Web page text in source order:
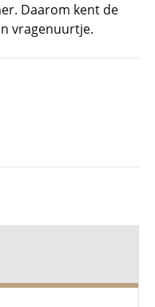
Daarom kent de
vragenuurtje.